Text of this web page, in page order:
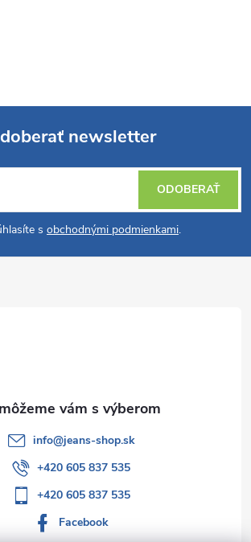
newsletter
s obchodnými podmienkami.
ODOBERAŤ
info@jeans-shop.sk
+420 605 837 535
+420 605 837 535
Facebook